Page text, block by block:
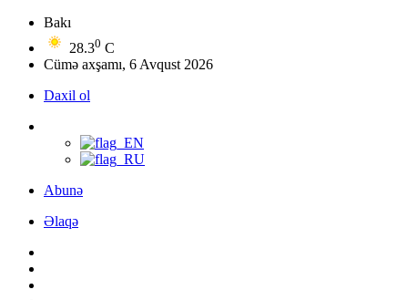
Bakı
28.30 C
Cümə axşamı, 6 Avqust 2026
Daxil ol
Abunə
Əlaqə